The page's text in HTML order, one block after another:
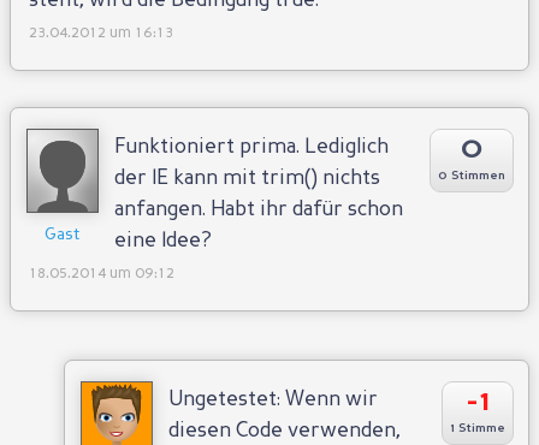
23.04.2012 um 16:13
Gast
0
0 Stimmen
Funktioniert prima. Lediglich
der IE kann mit trim() nichts
anfangen. Habt ihr dafür schon
eine Idee?
18.05.2014 um 09:12
-1
1 Stimme
Ungetestet: Wenn wir
diesen Code verwenden,